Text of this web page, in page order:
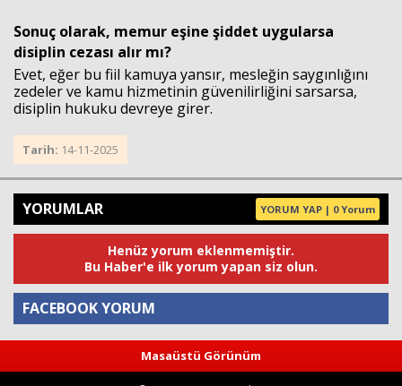
Sonuç olarak, memur eşine şiddet uygularsa
disiplin cezası alır mı?
Evet, eğer bu fiil kamuya yansır, mesleğin saygınlığını
zedeler ve kamu hizmetinin güvenilirliğini sarsarsa,
disiplin hukuku devreye girer.
Tarih: 14-11-2025
YORUMLAR YORUM YAP | 0 Yorum
Henüz yorum eklenmemiştir.
Bu Haber'e ilk yorum yapan siz olun.
FACEBOOK YORUM
Yorum
Masaüstü Görünüm